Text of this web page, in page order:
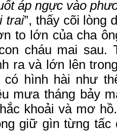
ốt áp ngực vào ph
trai”, thấy cõi lòng
n to lớn của cha
cháu mai sau.
ra và lớn lên
có hình hài như th
u mưa tháng bảy
ắc khoải và mơhồ
ng giữ gìn từng tấc